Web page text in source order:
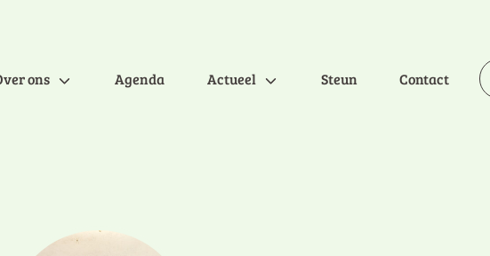
ons Agenda Actueel Steun Contact